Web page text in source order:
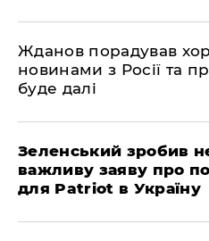
Жданов порадував
новинами з Росії та
буде далі
Зеленський зробив
важливу заяву про
для Patriot в Україну